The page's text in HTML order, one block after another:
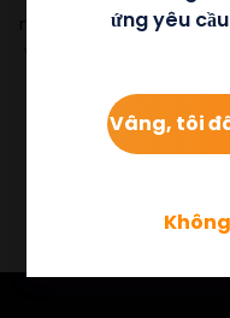
mới mỗi tháng, đồng
như một phần
18+ |
ứng yêu
Vâng, tôi